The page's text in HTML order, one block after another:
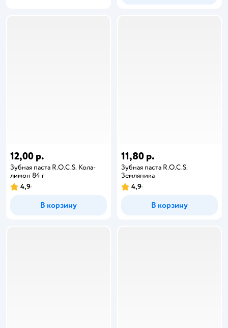
12,00 р.
Зубная паста R.O.C.S. Кола-
лимон 84 г
4,9
В корзину
11,80 р.
Зубная паста R.O.C.S.
Земляника
4,9
В корзину